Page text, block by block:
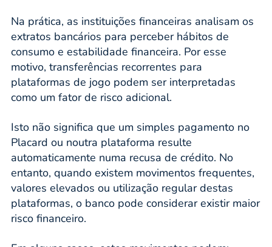
Na prática, as instituições financeiras analisam os
extratos bancários para perceber hábitos de
consumo e estabilidade financeira. Por esse
motivo, transferências recorrentes para
plataformas de jogo podem ser interpretadas
como um fator de risco adicional.
Isto não significa que um simples pagamento no
Placard ou noutra plataforma resulte
automaticamente numa recusa de crédito. No
entanto, quando existem movimentos frequentes,
valores elevados ou utilização regular destas
plataformas, o banco pode considerar existir maior
risco financeiro.